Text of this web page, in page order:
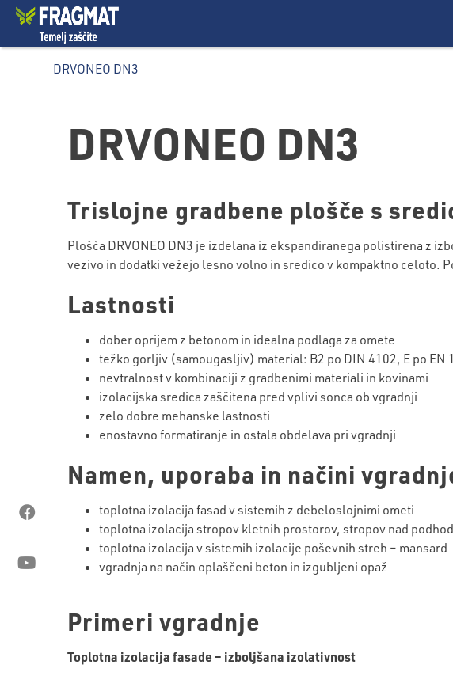
DRVONEO DN3
DRVONEO DN3
Trislojne gradbene plošče s
Plošča DRVONEO DN3 je izdelana iz ekspandiranega polistirena z
vezivo in dodatki vežejo lesno volno in sredico v kompaktno celoto.
Lastnosti
dober oprijem z betonom in idealna podlaga za omete
težko gorljiv (samougasljiv) material: B2 po DIN 4102, E po EN
nevtralnost v kombinaciji z gradbenimi materiali in kovinami
izolacijska sredica zaščitena pred vplivi sonca ob vgradnji
zelo dobre mehanske lastnosti
enostavno formatiranje in ostala obdelava pri vgradnji
Namen, uporaba in načini
toplotna izolacija fasad v sistemih z debeloslojnimi ometi
toplotna izolacija stropov kletnih prostorov, stropov nad
toplotna izolacija v sistemih izolacije poševnih streh – mansard
vgradnja na način oplaščeni beton in izgubljeni opaž
Primeri vgradnje
Toplotna izolacija fasade – izboljšana izolativnost